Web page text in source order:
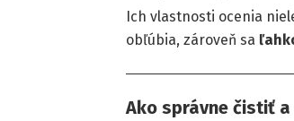
Ich vlastnosti ocenia
obľúbia, zároveň sa
Ako správne čistiť